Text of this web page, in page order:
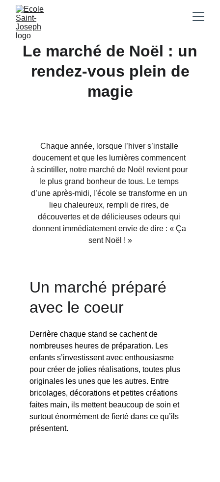
Le marché de Noël : un
rendez-vous plein de
magie
Chaque année, lorsque l’hiver s’installe
doucement et que les lumières commencent
à scintiller, notre marché de Noël revient pour
le plus grand bonheur de tous. Le temps
d’une après-midi, l’école se transforme en un
lieu chaleureux, rempli de rires, de
découvertes et de délicieuses odeurs qui
donnent immédiatement envie de dire : « Ça
sent Noël ! »
Un marché préparé
avec le coeur
Derrière chaque stand se cachent de
nombreuses heures de préparation. Les
enfants s’investissent avec enthousiasme
pour créer de jolies réalisations, toutes plus
originales les unes que les autres. Entre
bricolages, décorations et petites créations
faites main, ils mettent beaucoup de soin et
surtout énormément de fierté dans ce qu’ils
présentent.